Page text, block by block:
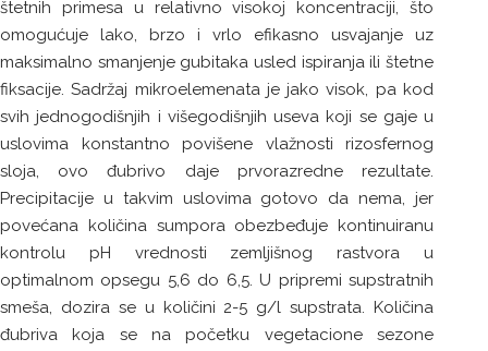
štetnih primesa u relativno visokoj koncentraciji, što
omogućuje lako, brzo i vrlo efikasno usvajanje uz
maksimalno smanjenje gubitaka usled ispiranja ili štetne
fiksacije. Sadržaj mikroelemenata je jako visok, pa kod
svih jednogodišnjih i višegodišnjih useva koji se gaje u
uslovima konstantno povišene vlažnosti rizosfernog
sloja, ovo đubrivo daje prvorazredne rezultate.
Precipitacije u takvim uslovima gotovo da nema, jer
povećana količina sumpora obezbeđuje kontinuiranu
kontrolu pH vrednosti zemljišnog rastvora u
optimalnom opsegu 5,6 do 6,5. U pripremi supstratnih
smeša, dozira se u količini 2-5 g/l supstrata. Količina
đubriva koja se na početku vegetacione sezone